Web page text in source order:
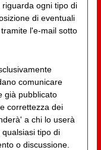
ogni tipo di
di eventuali
l'e-mail sotto
comunicare
già pubblicato
correttezza dei
a chi lo userà
tipo di
o discussione.